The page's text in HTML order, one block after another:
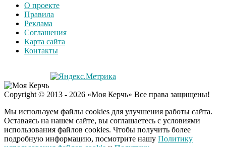
О проекте
Правила
Реклама
Соглашения
Карта сайта
Контакты
Copyright © 2013 - 2026 «Моя Керчь» Все права защищены!
Мы используем файлы cookies для улучшения работы сайта.
Оставаясь на нашем сайте, вы соглашаетесь с условиями
использования файлов cookies. Чтобы получить более
подробную информацию, посмотрите нашу Политику